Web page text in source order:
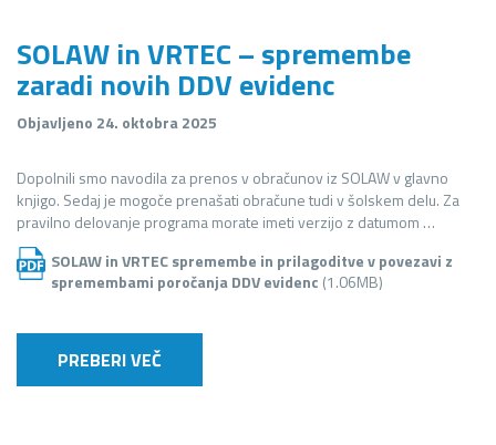
SOLAW in VRTEC – spremembe
zaradi novih DDV evidenc
Objavljeno 24. oktobra 2025
Dopolnili smo navodila za prenos v obračunov iz SOLAW v glavno
knjigo. Sedaj je mogoče prenašati obračune tudi v šolskem delu. Za
pravilno delovanje programa morate imeti verzijo z datumom …
SOLAW in VRTEC spremembe in prilagoditve v povezavi z
spremembami poročanja DDV evidenc (1.06MB)
PREBERI VEČ